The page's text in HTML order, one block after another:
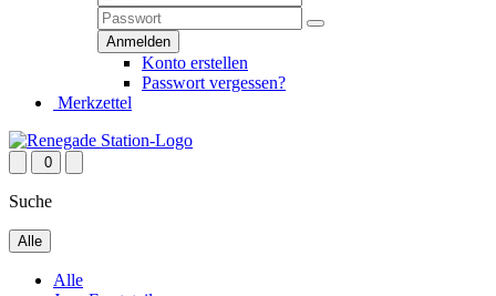
Konto erstellen
Passwort vergessen?
Merkzettel
0
Suche
Alle
Alle